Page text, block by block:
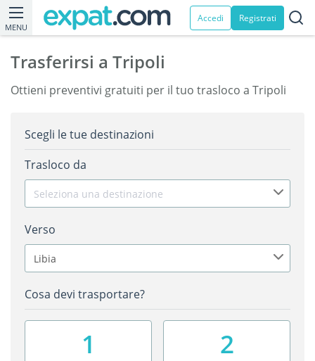
MENU
Accedi Registrati
Trasferirsi a Tripoli
Ottieni preventivi gratuiti per il tuo trasloco a Tripoli
Scegli le tue destinazioni
Trasloco da
Seleziona una destinazione
Verso
Libia
Cosa devi trasportare?
1 2